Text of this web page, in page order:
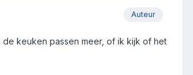
Auteur
keuken passen meer, of ik kijk of het